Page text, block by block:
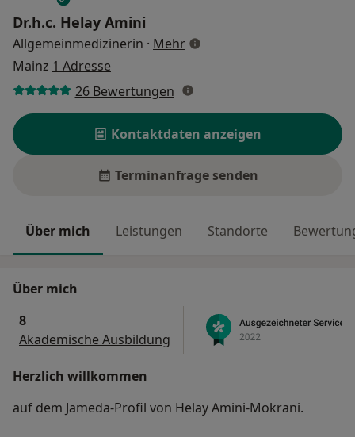
Dr.h.c. Helay Amini
Allgemeinmedizinerin · Mehrüber Spezialisierungen
Mainz 1 Adresse
26 Bewertungen
Kontaktdaten anzeigen
Terminanfrage senden
Über mich Leistungen Standorte
Über mich
8
Akademische Ausbildung
Herzlich willkommen
auf dem Jameda-Profil von Helay Amini-Mokrani.